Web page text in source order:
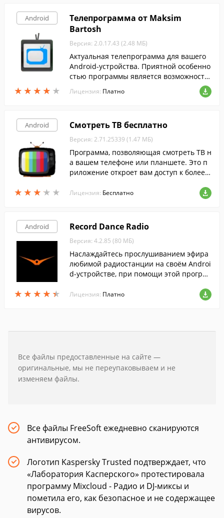
Android
★ ★ ★ ★ ★
★ ★ ★ ★ ★
Телепрограмма от Maksim
Bartosh
Версия: 2.0.17.43 (2.48 МБ)
Актуальная телепрограмма для вашего
Android-устройства. Приятной особенно
стью программы является возможность
выбора региона и создания списка кана
лов.
Лицензия: Платно
Android
★ ★ ★ ★ ★
★ ★ ★ ★ ★
Смотреть ТВ бесплатно
Версия: 2.71.25339 (1.47 МБ)
Программа, позволяющая смотреть ТВ н
а вашем телефоне или планшете. Это п
риложение откроет вам доступ к более ч
ьмы, игры, мультфильмы, новости и мно
Лицензия: Бесплатно
Android
★ ★ ★ ★ ★
★ ★ ★ ★ ★
Record Dance Radio
Версия: 4.2.85 (80 МБ)
Наслаждайтесь прослушиванием эфира
любимой радиостанции на своём Androi
d-устройстве, при помощи этой програм
Лицензия: Платно
Все файлы предоставленные на сайте —
оригинальные, мы не переупаковываем и не
изменяем файлы.
Все файлы FreeSoft ежедневно сканируются
антивирусом.
Логотип Kaspersky Trusted подтверждает, что
«Лаборатория Касперского» протестировала
программу Mixcloud - Радио и DJ-миксы и
пометила его, как безопасное и не содержащее
вирусов.